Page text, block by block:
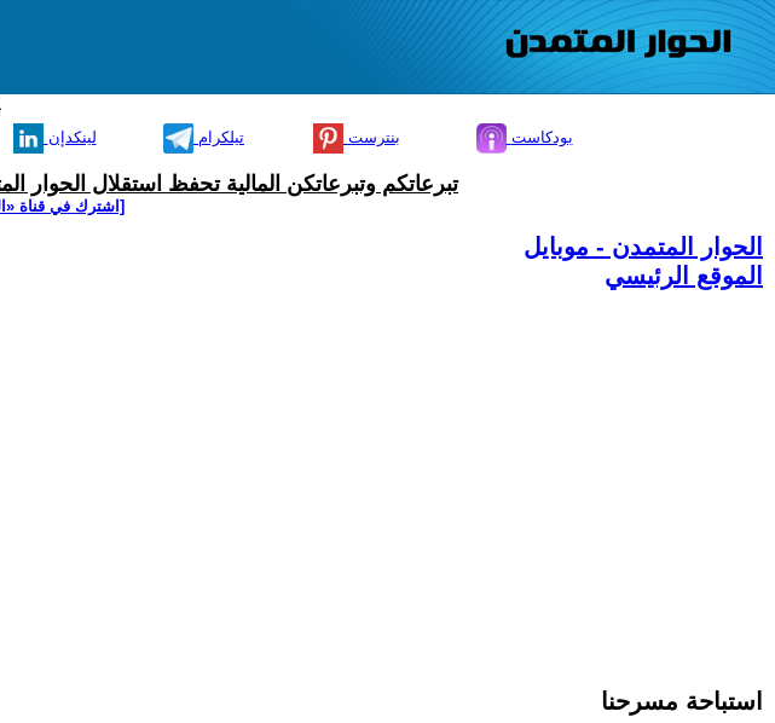
لينكدإن تيلكرام بنترست بودكاست
تبرعاتكم وتبرعاتكن المالية تحفظ استقلال الحوار
[اشترك في قناة
الحوار المتمدن - موبايل
الموقع الرئيسي
استباحة مسرحنا